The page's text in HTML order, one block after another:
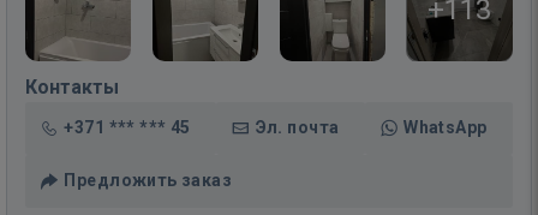
+113
Контакты
+371 *** *** 45 Эл. почта WhatsApp
Предложить заказ